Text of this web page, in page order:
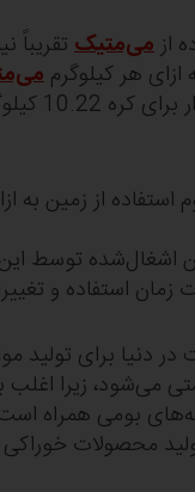
ازمی‌متیک
ازای هر کیلوگرم
کیلوگرم است.
از زمین به
اشغال‌شده توسط
زمان استفاده و
در دنیا برای
می‌شود، زیرا اغلب
بومی همراه است.
محصولات